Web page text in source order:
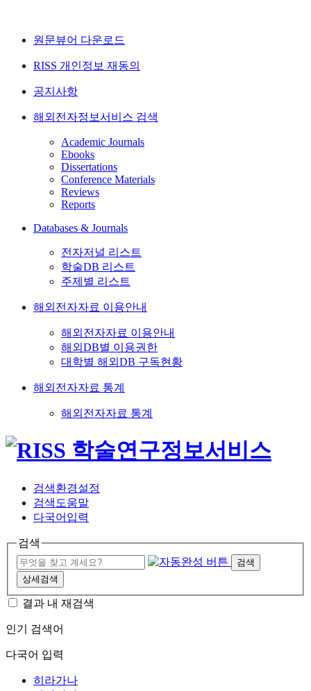
원문뷰어 다운로드
RISS 개인정보 재동의
공지사항
해외전자정보서비스 검색
Academic Journals
Ebooks
Dissertations
Conference Materials
Reviews
Reports
Databases & Journals
전자저널 리스트
학술DB 리스트
주제별 리스트
해외전자자료 이용안내
해외전자자료 이용안내
해외DB별 이용권한
대학별 해외DB 구독현황
해외전자자료 통계
해외전자자료 통계
검색환경설정
검색도움말
다국어입력
검색
검색
상세검색
결과 내 재검색
인기 검색어
다국어 입력
히라가나